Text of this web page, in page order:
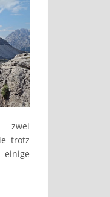
zwei
trotz